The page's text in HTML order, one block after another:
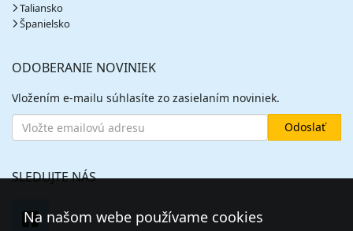
Taliansko
Španielsko
ODOBERANIE NOVINIEK
Vložením e-mailu súhlasíte zo zasielaním noviniek.
SLEDUJTE NÁS
Na našom webe používame cookies